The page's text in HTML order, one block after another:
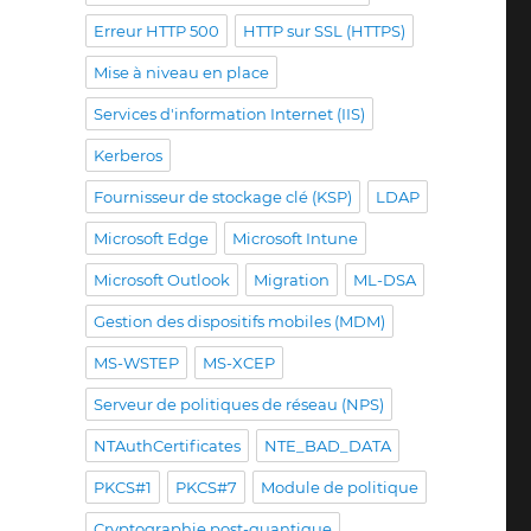
Erreur HTTP 500 HTTP sur SSL (HTTPS)
Mise à niveau en place
Services d'information Internet (IIS)
Kerberos
Fournisseur de stockage clé (KSP) LDAP
Microsoft Edge Microsoft Intune
Microsoft Outlook Migration ML-DSA
Gestion des dispositifs mobiles (MDM)
MS-WSTEP MS-XCEP
Serveur de politiques de réseau (NPS)
NTAuthCertificates NTE_BAD_DATA
PKCS#1 PKCS#7 Module de politique